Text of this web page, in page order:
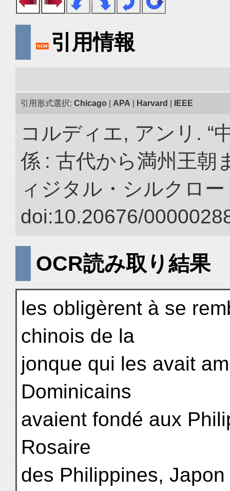
引用情報
引用形式選択: Chicago APA Harvard IEEE
コルディエ, アンリ. “
係 : 古代から満州王朝
ィジタル・シルクロ
doi:10.20676/
OCR読み取り結果
les obligèrent à se
chinois de la
jonque qui les avait
Dominicains
avaient fondé aux
Rosaire
des Philippines,